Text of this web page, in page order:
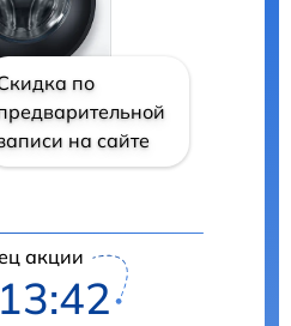
по
на сайте
акции